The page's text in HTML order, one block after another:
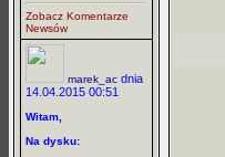
Zobacz Komentarze
Newsów
marek_ac dnia
14.04.2015 00:51
Witam,
Na dysku: